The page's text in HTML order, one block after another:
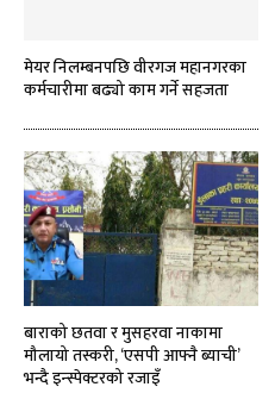
मेयर निलम्बनपछि वीरगज महानगरका
कर्मचारीमा बढ्यो काम गर्ने सहजता
बाराको छतवा र मुसहरवा नाकामा
मौलायो तस्करी, ‘एसपी आफ्नै ब्याची’
भन्दै इन्स्पेक्टरको रजाइँ